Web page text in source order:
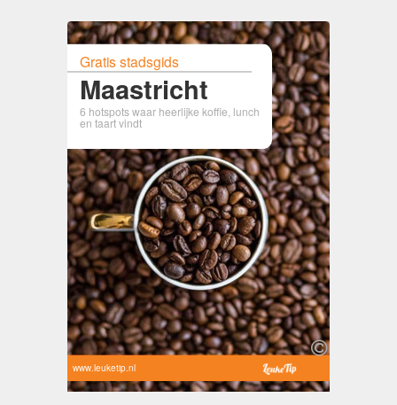
Gratis stadsgids
Maastricht
6 hotspots waar heerlijke koffie, lunch
en taart vindt
www.leuketip.nl